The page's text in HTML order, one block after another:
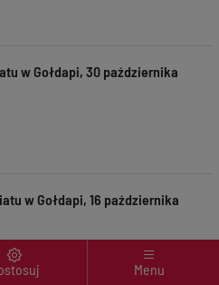
Menu
w Gołdapi, 30 października
w Gołdapi, 16 października